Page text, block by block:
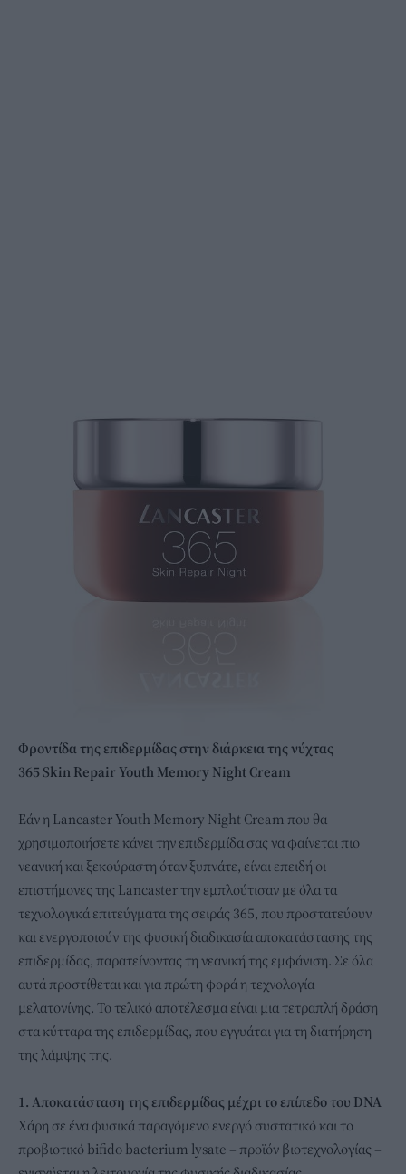
Φροντίδα της επιδερμίδας στην διάρκεια της νύχτας
365 Skin Repair Youth Memory Night Cream
Εάν η Lancaster Youth Memory Night Cream που θα
χρησιμοποιήσετε κάνει την επιδερμίδα σας να φαίνεται πιο
νεανική και ξεκούραστη όταν ξυπνάτε, είναι επειδή οι
επιστήμονες της Lancaster την εμπλούτισαν με όλα τα
τεχνολογικά επιτεύγματα της σειράς 365, που προστατεύουν
και ενεργοποιούν της φυσική διαδικασία αποκατάστασης της
επιδερμίδας, παρατείνοντας τη νεανική της εμφάνιση. Σε όλα
αυτά προστίθεται και για πρώτη φορά η τεχνολογία
μελατονίνης. Το τελικό αποτέλεσμα είναι μια τετραπλή δράση
στα κύτταρα της επιδερμίδας, που εγγυάται για τη διατήρηση
της λάμψης της.
1. Αποκατάσταση της επιδερμίδας μέχρι το επίπεδο του DNA
Χάρη σε ένα φυσικά παραγόμενο ενεργό συστατικό και το
προβιοτικό bifido bacterium lysate – προϊόν βιοτεχνολογίας –